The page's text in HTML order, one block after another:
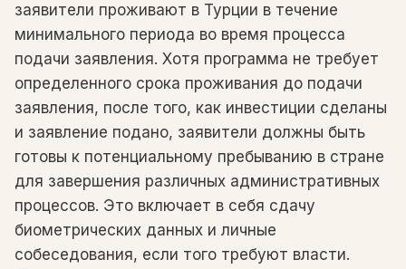
заявители проживают в Турции в течение
минимального периода во время процесса
подачи заявления. Хотя программа не требует
определенного срока проживания до подачи
заявления, после того, как инвестиции сделаны
и заявление подано, заявители должны быть
готовы к потенциальному пребыванию в стране
для завершения различных административных
процессов. Это включает в себя сдачу
биометрических данных и личные
собеседования, если того требуют власти.